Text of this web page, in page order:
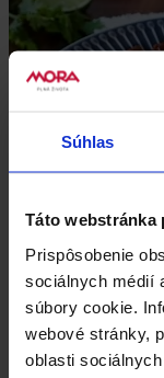
Súhlas
Táto webstránka
Prispôsobenie
sociálnych médií
súbory cookie.
webové stránky,
oblasti